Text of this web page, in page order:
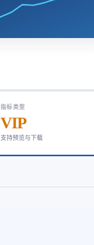
指标类型
VIP
支持预览与下载